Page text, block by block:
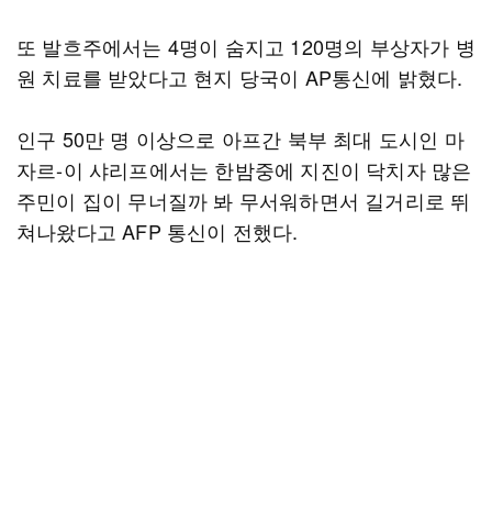
또 발흐주에서는 4명이 숨지고 120명의 부상자가 병
원 치료를 받았다고 현지 당국이 AP통신에 밝혔다.
인구 50만 명 이상으로 아프간 북부 최대 도시인 마
자르-이 샤리프에서는 한밤중에 지진이 닥치자 많은
주민이 집이 무너질까 봐 무서워하면서 길거리로 뛰
쳐나왔다고 AFP 통신이 전했다.